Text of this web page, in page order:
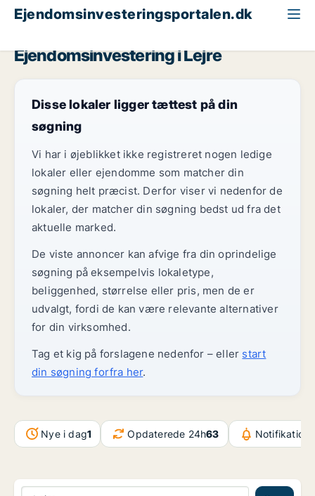
Ejendomsinvesteringsportalen.dk
Ejendomsinvestering i Lejre
Disse lokaler ligger tættest på din
søgning
Vi har i øjeblikket ikke registreret nogen ledige
lokaler eller ejendomme som matcher din
søgning helt præcist. Derfor viser vi nedenfor de
lokaler, der matcher din søgning bedst ud fra det
aktuelle marked.
De viste annoncer kan afvige fra din oprindelige
søgning på eksempelvis lokaletype,
beliggenhed, størrelse eller pris, men de er
udvalgt, fordi de kan være relevante alternativer
for din virksomhed.
Tag et kig på forslagene nedenfor – eller start
din søgning forfra her.
Nye i dag1 Opdaterede 24h63